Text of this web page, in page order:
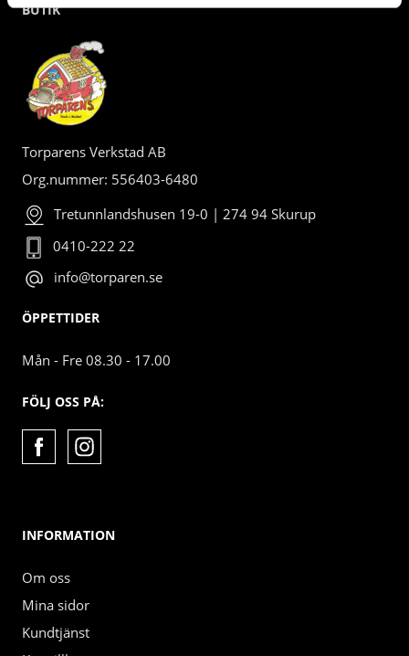
BUTIK
Torparens Verkstad AB
Org.nummer: 556403-6480
Tretunnlandshusen 19-0 | 274 94 Skurup
0410-222 22
info@torparen.se
ÖPPETTIDER
Mån - Fre 08.30 - 17.00
FÖLJ OSS PÅ:
INFORMATION
Om oss
Mina sidor
Kundtjänst